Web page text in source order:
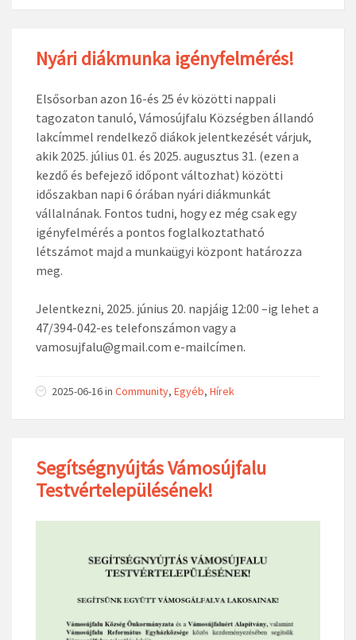
Nyári diákmunka igényfelmérés!
Elsősorban azon 16-és 25 év közötti nappali
tagozaton tanuló, Vámosújfalu Községben állandó
lakcímmel rendelkező diákok jelentkezését várjuk,
akik 2025. július 01. és 2025. augusztus 31. (ezen a
kezdő és befejező időpont változhat) közötti
időszakban napi 6 órában nyári diákmunkát
vállalnának. Fontos tudni, hogy ez még csak egy
igényfelmérés a pontos foglalkoztatható
létszámot majd a munkaügyi központ határozza
meg.
Jelentkezni, 2025. június 20. napjáig 12:00 –ig lehet a
47/394-042-es telefonszámon vagy a
vamosujfalu@gmail.com e-mailcímen.
2025-06-16in Community, Egyéb, Hírek
Segítségnyújtás Vámosújfalu
Testvértelepülésének!